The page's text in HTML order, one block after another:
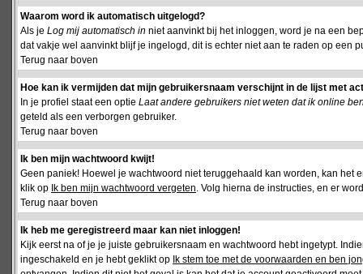
Waarom word ik automatisch uitgelogd?
Als je Log mij automatisch in niet aanvinkt bij het inloggen, word je na een
dat vakje wel aanvinkt blijf je ingelogd, dit is echter niet aan te raden op een
Terug naar boven
Hoe kan ik vermijden dat mijn gebruikersnaam verschijnt in de lijst met
In je profiel staat een optie Laat andere gebruikers niet weten dat ik online
geteld als een verborgen gebruiker.
Terug naar boven
Ik ben mijn wachtwoord kwijt!
Geen paniek! Hoewel je wachtwoord niet teruggehaald kan worden, kan
klik op Ik ben mijn wachtwoord vergeten. Volg hierna de instructies, en er
Terug naar boven
Ik heb me geregistreerd maar kan niet inloggen!
Kijk eerst na of je je juiste gebruikersnaam en wachtwoord hebt ingetypt.
ingeschakeld en je hebt geklikt op Ik stem toe met de voorwaarden en ben